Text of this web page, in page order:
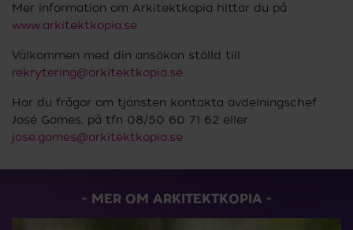
Mer information om Arkitektkopia hittar du på
www.arkitektkopia.se
Välkommen med din ansökan ställd till
rekrytering@arkitektkopia.se
Har du frågor om tjänsten kontakta avdelningschef
José Gomes, på tfn 08/50 60 71 62 eller
jose.gomes@arkitektkopia.se
MER OM ARKITEKTKOPIA